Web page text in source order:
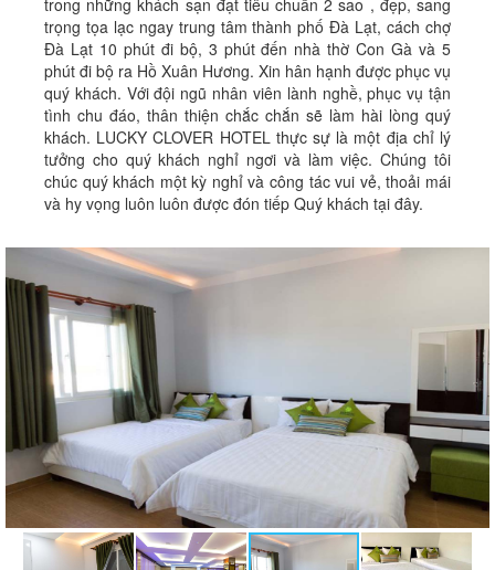
trong những khách sạn đạt tiêu chuẩn 2 sao , đẹp, sang
trọng tọa lạc ngay trung tâm thành phố Đà Lạt, cách chợ
Đà Lạt 10 phút đi bộ, 3 phút đến nhà thờ Con Gà và 5
phút đi bộ ra Hồ Xuân Hương. Xin hân hạnh được phục vụ
quý khách. Với đội ngũ nhân viên lành nghề, phục vụ tận
tình chu đáo, thân thiện chắc chắn sẽ làm hài lòng quý
khách. LUCKY CLOVER HOTEL thực sự là một địa chỉ lý
tưởng cho quý khách nghỉ ngơi và làm việc. Chúng tôi
chúc quý khách một kỳ nghỉ và công tác vui vẻ, thoải mái
và hy vọng luôn luôn được đón tiếp Quý khách tại đây.